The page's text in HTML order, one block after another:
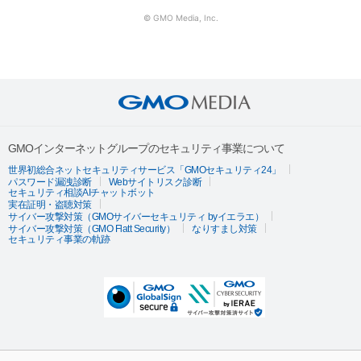
© GMO Media, Inc.
GMOインターネットグループのセキュリティ事業について
世界初総合ネットセキュリティサービス「GMOセキュリティ24」
パスワード漏洩診断
Webサイトリスク診断
セキュリティ相談AIチャットボット
実在証明・盗聴対策
サイバー攻撃対策（GMOサイバーセキュリティ byイエラエ）
サイバー攻撃対策（GMO Flatt Security）
なりすまし対策
セキュリティ事業の軌跡